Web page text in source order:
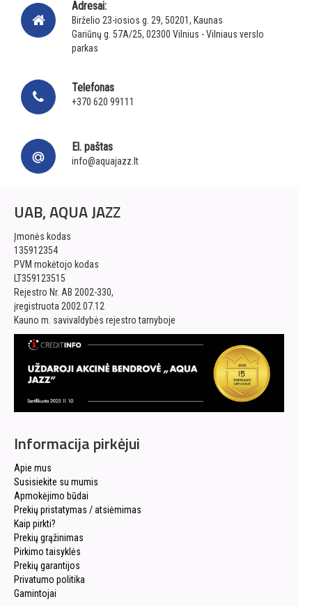
Adresai:
Birželio 23-iosios g. 29, 50201, Kaunas
Gariūnų g. 57A/25, 02300 Vilnius - Vilniaus verslo
parkas
Telefonas
+370 620 99111
El. paštas
info@aquajazz.lt
UAB, AQUA JAZZ
Įmonės kodas
135912354
PVM mokėtojo kodas
LT359123515
Rejestro Nr. AB 2002-330,
įregistruota 2002.07.12
Kauno m. savivaldybės rejestro tarnyboje
Informacija pirkėjui
Apie mus
Susisiekite su mumis
Apmokėjimo būdai
Prekių pristatymas / atsiėmimas
Kaip pirkti?
Prekių grąžinimas
Pirkimo taisyklės
Prekių garantijos
Privatumo politika
Gamintojai